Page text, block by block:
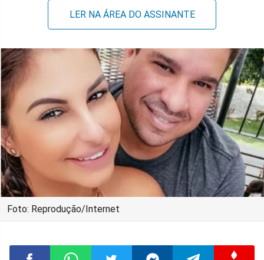
LER NA ÁREA DO ASSINANTE
Foto: Reprodução/Internet